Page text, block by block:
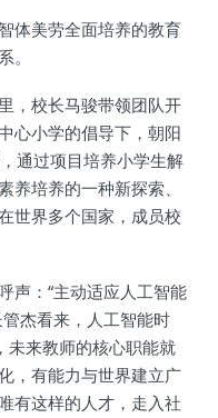
体美劳全面培养的教育
。
，校长马骏带领团队开
心小学的倡导下，朝阳
通过项目培养小学生解
养培养的一种新探索、
世界多个国家，成员校
声：“主动适应人工智能
杰看来，人工智能时
未来教师的核心职能就
，有能力与世界建立广
有这样的人才，走入社